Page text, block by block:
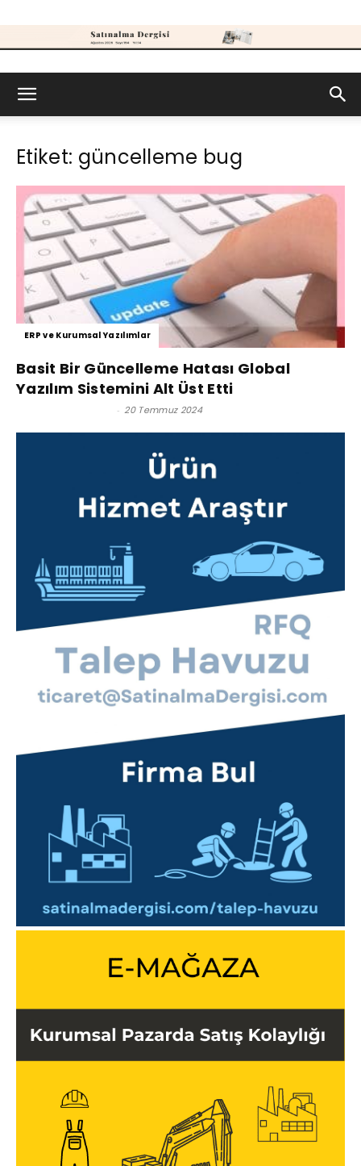
Dergisi
Etiket: güncelleme bug
ERP ve Kurumsal Yazılımlar
Basit Bir Güncelleme Hatası Global
Yazılım Sistemini Alt Üst Etti
- 20 Temmuz 2024